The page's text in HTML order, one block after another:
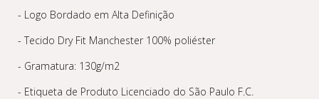
- Logo Bordado em Alta Definição
- Tecido Dry Fit Manchester 100% poliéster
- Gramatura: 130g/m2
- Etiqueta de Produto Licenciado do São Paulo F.C.